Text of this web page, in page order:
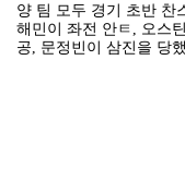
양 팀 모두 경기 초반 찬
해민이 좌전 안ㅌ, 오스
공, 문정빈이 삼진을 당